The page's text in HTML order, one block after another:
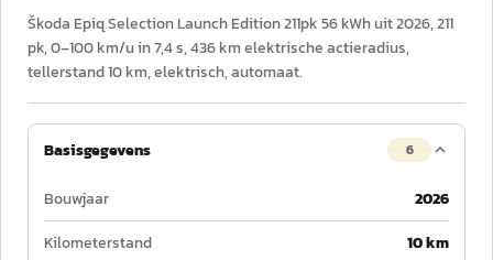
Škoda Epiq Selection Launch Edition 211pk 56 kWh uit 2026, 211
pk, 0–100 km/u in 7,4 s, 436 km elektrische actieradius,
tellerstand 10 km, elektrisch, automaat.
Basisgegevens 6
Bouwjaar
2026
Kilometerstand
10 km